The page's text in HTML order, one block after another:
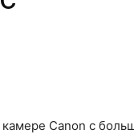
камере Canon с